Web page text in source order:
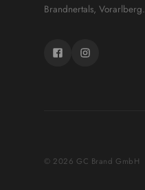
Brandnertals, Vorarlberg.
© 2026 GC Brand GmbH